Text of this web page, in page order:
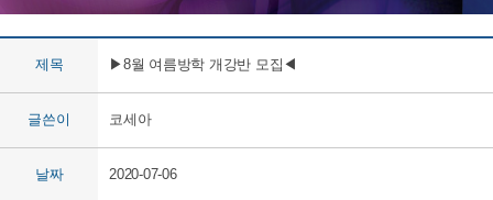
제목 ▶8월 여름방학 개강반 모집◀
글쓴이 코세아
날짜 2020-07-06